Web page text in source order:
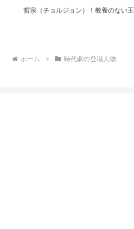
哲宗（チョルジョン）！教養のない王
ホーム 時代劇の登場人物